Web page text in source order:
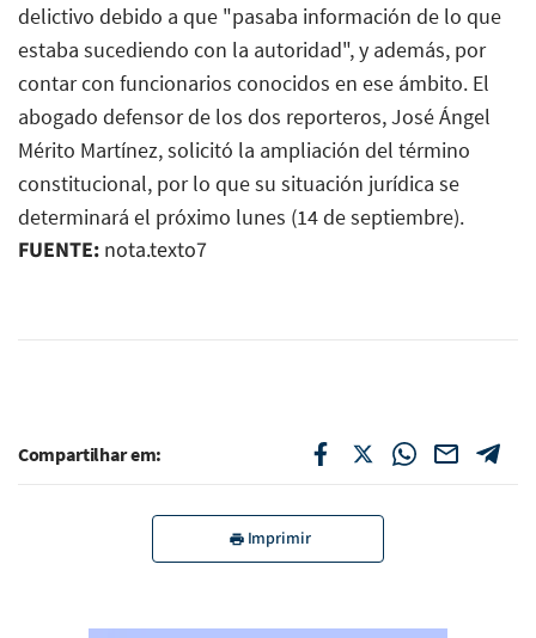
delictivo debido a que "pasaba información de lo que
estaba sucediendo con la autoridad", y además, por
contar con funcionarios conocidos en ese ámbito. El
abogado defensor de los dos reporteros, José Ángel
Mérito Martínez, solicitó la ampliación del término
constitucional, por lo que su situación jurídica se
determinará el próximo lunes (14 de septiembre).
FUENTE: nota.texto7
Compartilhar em:
Imprimir